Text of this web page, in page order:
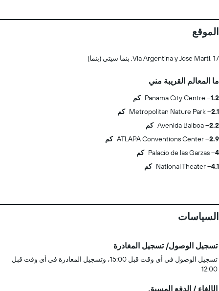
الموقع
Via Argentina y Jose Marti, 17, بنما سيتي (بنما)
ما المعالم القريبة مني
Panama City Centre
1.2 كم
Metropolitan Nature Park
2.1 كم
Avenida Balboa
2.2 كم
ATLAPA Conventions Center
2.9 كم
Palacio de las Garzas
4 كم
National Theater
4.1 كم
السياسات
تسجيل الوصول/ تسجيل المغادرة
تسجيل الوصول في أي وقت قبل 15:00، وتسجيل المغادرة في أي وقت قبل
12:00
الإلغاء / الدفع المسبق